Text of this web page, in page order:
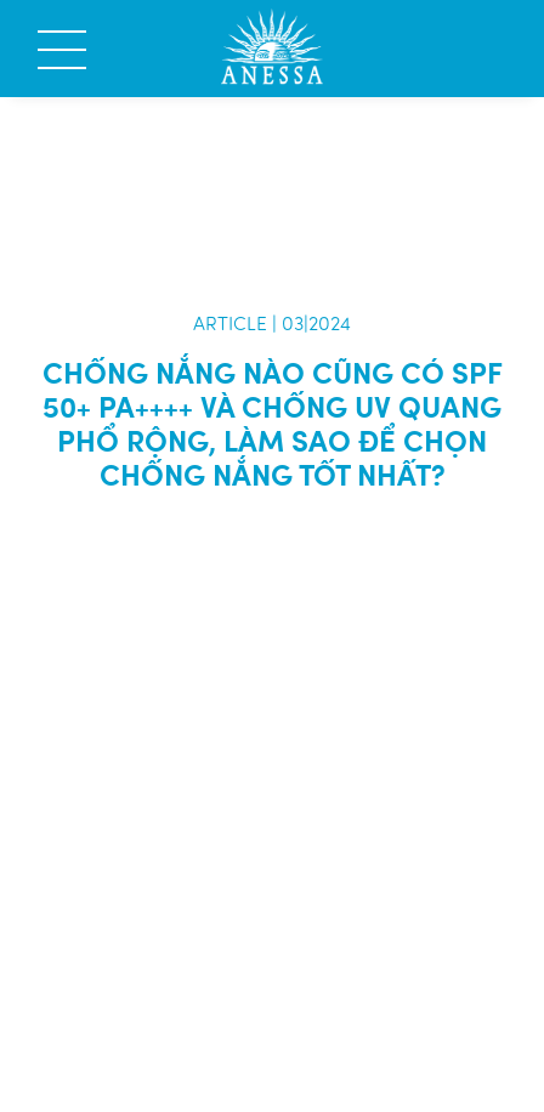
ARTICLE | 03|2024
CHỐNG NẮNG NÀO CŨNG CÓ SPF
50+ PA++++ VÀ CHỐNG UV QUANG
PHỔ RỘNG, LÀM SAO ĐỂ CHỌN
CHỐNG NẮNG TỐT NHẤT?